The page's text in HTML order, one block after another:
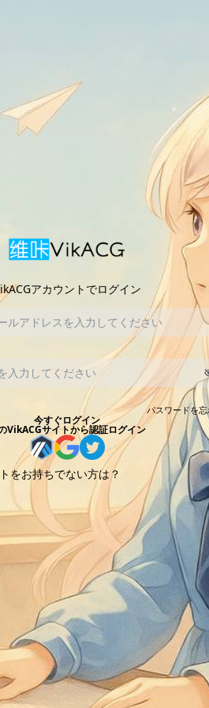
アカウントでログイン
パスワードを忘
今すぐログイン
VikACGサイトから認証ログイン
をお持ちでない方は？ 今すぐ登録